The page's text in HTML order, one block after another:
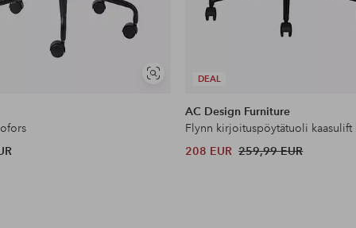
Näytä
DEAL
AC Design Furniture
208 EUR 259,99 EUR